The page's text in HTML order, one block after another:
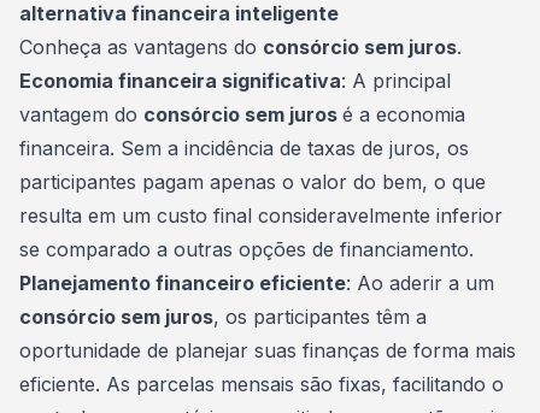
alternativa financeira inteligente
Conheça as vantagens do consórcio sem juros.
Economia financeira significativa: A principal
vantagem do consórcio sem juros é a economia
financeira. Sem a incidência de taxas de juros, os
participantes pagam apenas o valor do bem, o que
resulta em um custo final consideravelmente inferior
se comparado a outras opções de financiamento.
Planejamento financeiro eficiente: Ao aderir a um
consórcio sem juros, os participantes têm a
oportunidade de planejar suas finanças de forma mais
eficiente. As parcelas mensais são fixas, facilitando o